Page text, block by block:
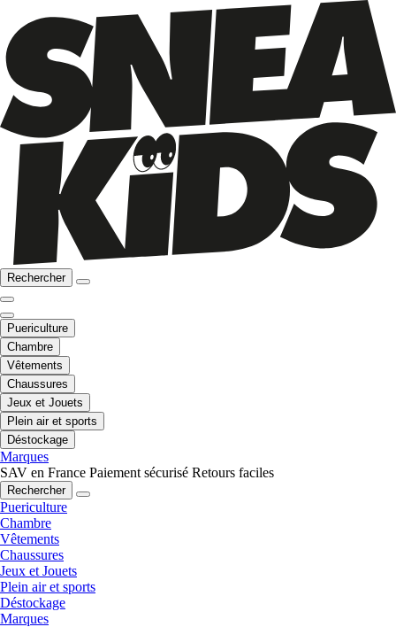
Rechercher
Puericulture
Chambre
Vêtements
Chaussures
Jeux et Jouets
Plein air et sports
Déstockage
Marques
SAV en France Paiement sécurisé Retours faciles
Rechercher
Puericulture
Chambre
Vêtements
Chaussures
Jeux et Jouets
Plein air et sports
Déstockage
Marques